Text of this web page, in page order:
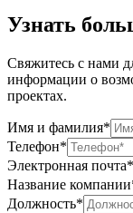
Узнать
Свяжитесь с нами
информации о
проектах.
Имя и фамилия*
Телефон*
Электронная почта*
Название
Должность*